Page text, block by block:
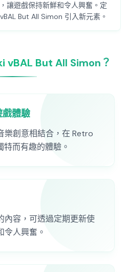
讓遊戲保持新鮮和令人興奮。定
But All Simon 引入新元素。
vBAL But All Simon？
戲體驗
樂創意相結合，在 Retro
特而有趣的體驗。
內容，可透過定期更新使
令人興奮。